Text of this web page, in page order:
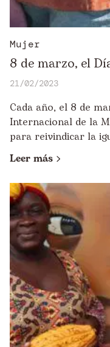
Mujer
8 de marzo, el
21/02/2023
Cada año, el 8 de
Internacional de la
para reivindicar la
Leer más